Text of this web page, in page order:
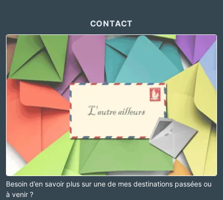
CONTACT
Besoin d’en savoir plus sur une de mes destinations passées ou
à venir ?